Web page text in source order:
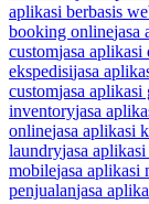
aplikasi berbasis
booking onlinejasa
customjasa aplikasi
ekspedisijasa
customjasa aplikasi
inventoryjasa
onlinejasa aplikasi
laundryjasa
mobilejasa aplikasi
penjualanjasa